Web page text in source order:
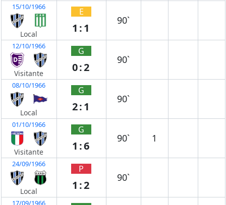
15/10/1966
Local
E
1:1
90`
12/10/1966
Visitante
G
0:2
90`
08/10/1966
Local
G
2:1
90`
01/10/1966
Visitante
G
1:6
90` 1
24/09/1966
Local
P
1:2
90`
17/09/1966